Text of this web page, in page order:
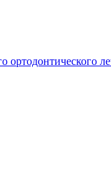
ортодонтического